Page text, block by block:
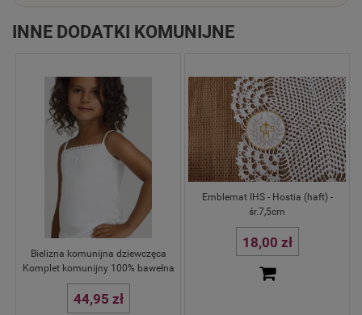
INNE DODATKI KOMUNIJNE
Bielizna komunijna dziewczęca
Komplet komunijny 100% bawełna
44,95 zł
Emblemat IHS - Hostia (haft) -
śr.7,5cm
18,00 zł